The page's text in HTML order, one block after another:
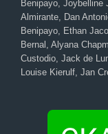
Benipayo, Joybelline
Almirante, Dan
Benipayo, Ethan
Bernal, Alyana
Custodio, Jack de
Louise Kierulf, Jan